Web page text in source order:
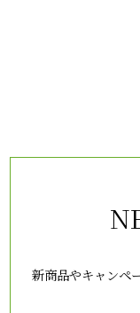
新商品やキャンペ